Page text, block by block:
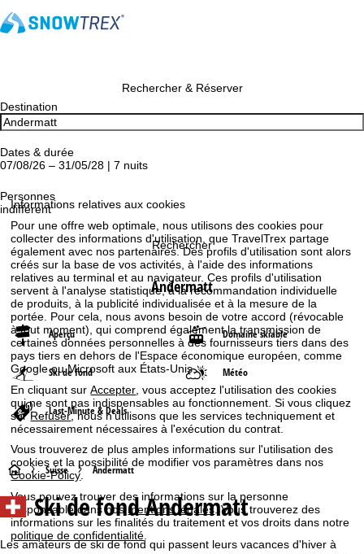
Informations relatives aux cookies
Pour une offre web optimale, nous utilisons des cookies pour
collecter des informations d'utilisation, que TravelTrex partage
également avec nos partenaires. Des profils d'utilisation sont alors
créés sur la base de vos activités, à l'aide des informations
relatives au terminal et au navigateur. Ces profils d'utilisation
servent à l'analyse statistique, à la recommandation individuelle
de produits, à la publicité individualisée et à la mesure de la
portée. Pour cela, nous avons besoin de votre accord (révocable
à tout moment), qui comprend également la transmission de
certaines données personnelles à des fournisseurs tiers dans des
pays tiers en dehors de l'Espace économique européen, comme
Google ou Microsoft aux États-Unis.
En cliquant surAccepter, vous acceptez l'utilisation des cookies
qui ne sont pas indispensables au fonctionnement. Si vous cliquez
surRefuser, nous n'utilisons que les services techniquement et
nécessairement nécessaires à l'exécution du contrat.
Vous trouverez de plus amples informations sur l'utilisation des
cookies et la possibilité de modifier vos paramètres dans nos
Cookie-Policy.
Vous pouvez trouver des informations sur la personne
responsable dans nosmentions légales. Vous trouverez des
informations sur les finalités du traitement et vos droits dans notre
politique de confidentialité
Rechercher & Réserver
Destination
Dates & durée
07/08/26 – 31/05/28 | 7 nuits
Personnes
indifférent
Rechercher
Andermatt
Aperçu Domaine skiable
Ski de fond Météo
Last-Minute & Deals
P
a
g
Suisse Andermatt
Ski de fond Andermatt
Les amateurs de ski de fond qui passent leurs vacances d'hiver à